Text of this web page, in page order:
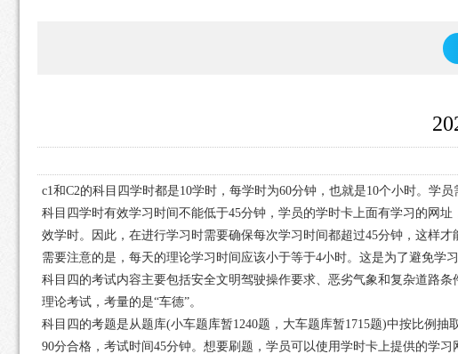
c1和C2的科目四学时都是10学时，每学时为60分钟，也就是10个小时。学
科目四学时有效学习时间不能低于45分钟，学员的学时卡上面有学习的网
效学时。因此，在进行学习时需要确保每次学习时间都超过45分钟，这样才
需要注意的是，每天的理论学习时间应该小于等于4小时。这是为了避免学
科目四的考试内容主要包括安全文明驾驶操作要求、恶劣气象和复杂道路
理论考试，考量的是“车德”。
科目四的考题是从题库(小车题库暂1240题，大车题库暂1715题)中按比例
90分合格，考试时间45分钟。想要刷题，学员可以使用学时卡上提供的学